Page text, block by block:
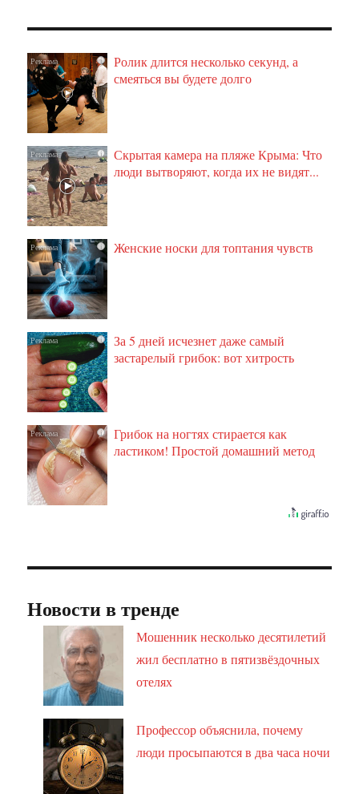
i
Ролик длится несколько секунд, а
смеяться вы будете долго
i
Скрытая камера на пляже Крыма: Что
люди вытворяют, когда их не видят...
i Женские носки для топтания чувств
i
За 5 дней исчезнет даже самый
застарелый грибок: вот хитрость
i
Грибок на ногтях стирается как
ластиком! Простой домашний метод
Новости в тренде
Мошенник несколько десятилетий
жил бесплатно в пятизвёздочных
отелях
Профессор объяснила, почему
люди просыпаются в два часа ночи